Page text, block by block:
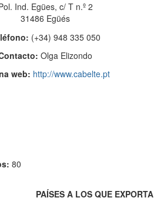
Ind. Egües, c/ T n.º 2
31486 Egüés
(+34) 948 335 050
Olga Elizondo
web: http://www.cabelte.pt
80
PAÍSES A LOS QUE EXPORTA